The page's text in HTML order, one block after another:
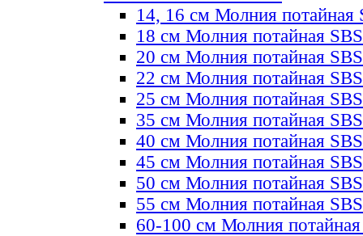
14, 16 см Молния потайная
18 см Молния потайная SBS
20 см Молния потайная SBS
22 см Молния потайная SBS
25 см Молния потайная SBS
35 см Молния потайная SBS
40 см Молния потайная SBS
45 см Молния потайная SBS
50 см Молния потайная SBS
55 см Молния потайная SBS
60-100 см Молния